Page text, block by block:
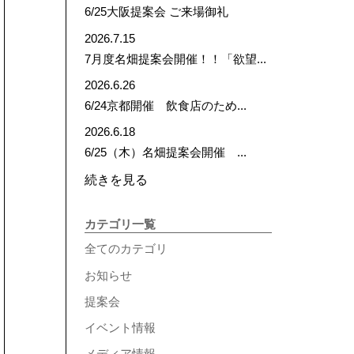
6/25大阪提案会 ご来場御礼
2026.7.15
7月度名畑提案会開催！！「欲望...
2026.6.26
6/24京都開催 飲食店のため...
2026.6.18
6/25（木）名畑提案会開催 ...
続きを見る
カテゴリ一覧
全てのカテゴリ
お知らせ
提案会
イベント情報